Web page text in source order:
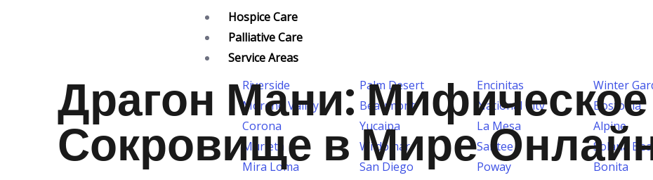
Hospice Care
Palliative Care
Service Areas
Riverside
Moreno Valley
Corona
Murieta
Mira Loma
Palm Desert
Beaumont
Yucaipa
Wildomar
San Diego
Encinitas
National City
La Mesa
Santee
Poway
Winter
Bostonia
Alpine
Solana
Bonita
Драгон Мани: Мифическое
Сокровище в Мире